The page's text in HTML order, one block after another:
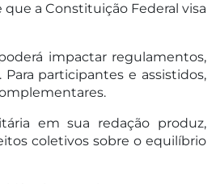
a Constituição Federal visa
impactar regulamentos,
participantes e assistidos,
em sua redação produz,
coletivos sobre o equilíbrio